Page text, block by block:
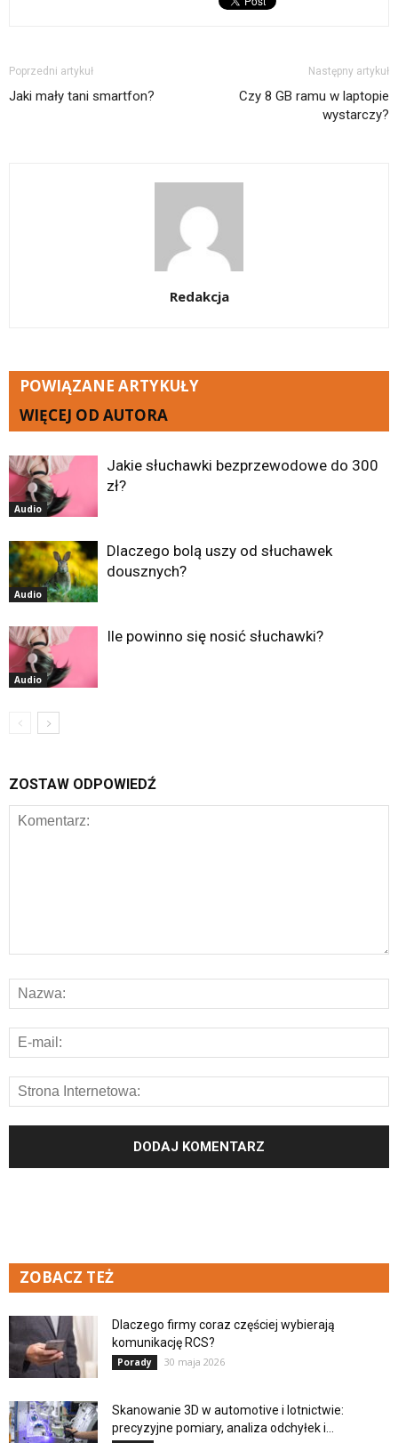
Poprzedni artykuł
Jaki mały tani smartfon?
Następny artykuł
Czy 8 GB ramu w laptopie
wystarczy?
Redakcja
POWIĄZANE ARTYKUŁY
WIĘCEJ OD AUTORA
Audio
Jakie słuchawki bezprzewodowe do 300
zł?
Audio
Dlaczego bolą uszy od słuchawek
dousznych?
Audio
Ile powinno się nosić słuchawki?
ZOSTAW ODPOWIEDŹ
ZOBACZ TEŻ
Dlaczego firmy coraz częściej wybierają
komunikację RCS?
Porady 30 maja 2026
Skanowanie 3D w automotive i lotnictwie:
precyzyjne pomiary, analiza odchyłek i...